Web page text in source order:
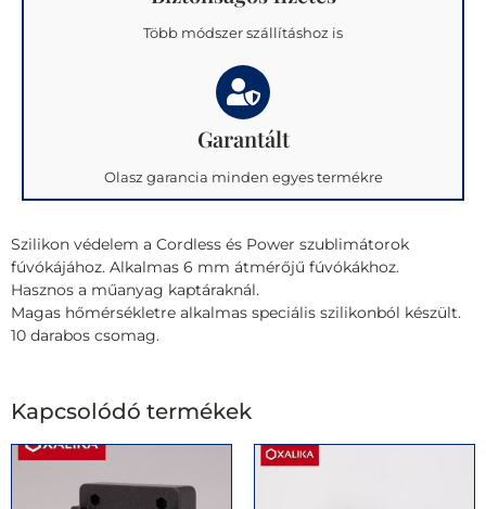
Több módszer szállításhoz is
Garantált
Olasz garancia minden egyes termékre
Szilikon védelem a Cordless és Power szublimátorok
fúvókájához. Alkalmas 6 mm átmérőjű fúvókákhoz.
Hasznos a műanyag kaptáraknál.
Magas hőmérsékletre alkalmas speciális szilikonból készült.
10 darabos csomag.
Kapcsolódó termékek